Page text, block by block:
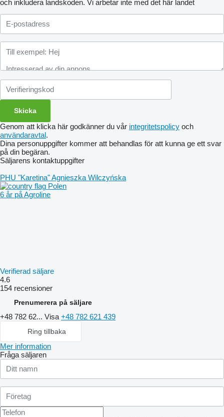
och inkludera landskoden. Vi arbetar inte med det här landet
Genom att klicka här godkänner du vår integritetspolicy och
användaravtal.
Dina personuppgifter kommer att behandlas för att kunna ge ett svar
på din begäran.
Säljarens kontaktuppgifter
PHU "Karetina" Agnieszka Wilczyńska
Polen
6 år på Agroline
Verifierad säljare
4.6
154 recensioner
Prenumerera på säljare
+48 782 62... Visa +48 782 621 439
Ring tillbaka
Mer information
Fråga säljaren